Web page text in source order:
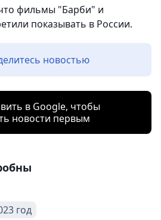
фильмы "Барби" и
показывать в России.
новостью
в Google, чтобы
новости первым
год